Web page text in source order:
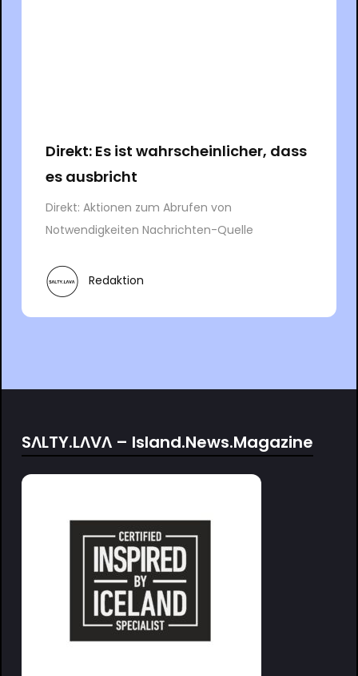
Direkt: Es ist wahrscheinlicher, dass
es ausbricht
Direkt: Aktionen zum Abrufen von
Notwendigkeiten Nachrichten-Quelle
Redaktion
SΛLTY.LΛVΛ – Island.News.Magazine